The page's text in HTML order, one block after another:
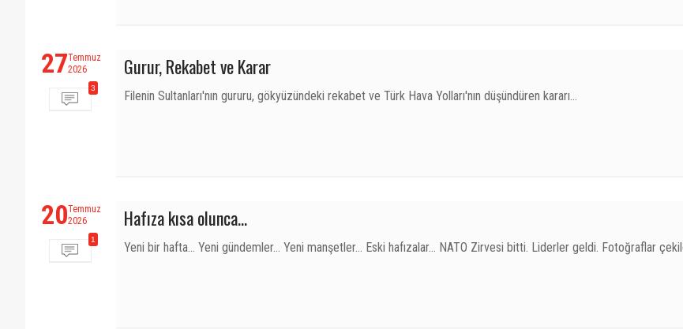
27Temmuz
2026
3
Gurur, Rekabet ve Karar
Filenin Sultanları'nın gururu, gökyüzündeki rekabet ve Türk Hava Yolları'nın düşündüren kararı...
20Temmuz
2026
1
Hafıza kısa olunca...
Yeni bir hafta... Yeni gündemler... Yeni manşetler... Eski hafızalar... NATO Zirvesi bitti. Liderler geldi. Fotoğraflar